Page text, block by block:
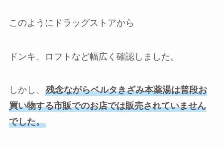
このようにドラッグストアから
ドンキ、ロフトなど幅広く確認しました。
しかし、 残念ながらベルタきざみ本薬湯は普段お
買い物する市販でのお店では販売されていません
でした。